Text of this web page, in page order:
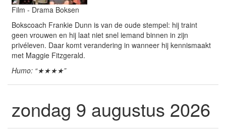
Film - Drama Boksen
Bokscoach Frankie Dunn is van de oude stempel: hij traint
geen vrouwen en hij laat niet snel iemand binnen in zijn
privéleven. Daar komt verandering in wanneer hij kennismaakt
met Maggie Fitzgerald.
Humo: “★★★★”
zondag 9 augustus 2026